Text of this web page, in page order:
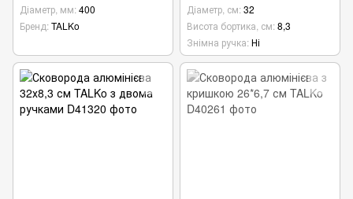
Діаметр, мм 400
Бренд TALKo
Діаметр, см 32
Висота бортика, см 8,3
Знімна ручка Ні